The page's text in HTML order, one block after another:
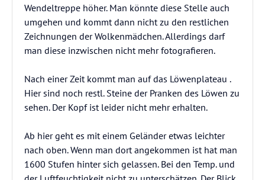
Wendeltreppe höher. Man könnte diese Stelle auch
umgehen und kommt dann nicht zu den restlichen
Zeichnungen der Wolkenmädchen. Allerdings darf
man diese inzwischen nicht mehr fotografieren.
Nach einer Zeit kommt man auf das Löwenplateau .
Hier sind noch restl. Steine der Pranken des Löwen zu
sehen. Der Kopf ist leider nicht mehr erhalten.
Ab hier geht es mit einem Geländer etwas leichter
nach oben. Wenn man dort angekommen ist hat man
1600 Stufen hinter sich gelassen. Bei den Temp. und